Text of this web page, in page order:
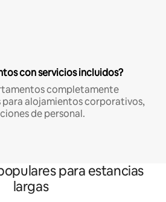
con servicios incluidos?
completamente
para alojamientos corporativos,
de personal.
para estancias
largas